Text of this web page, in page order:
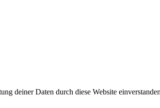
deiner Daten durch diese Website